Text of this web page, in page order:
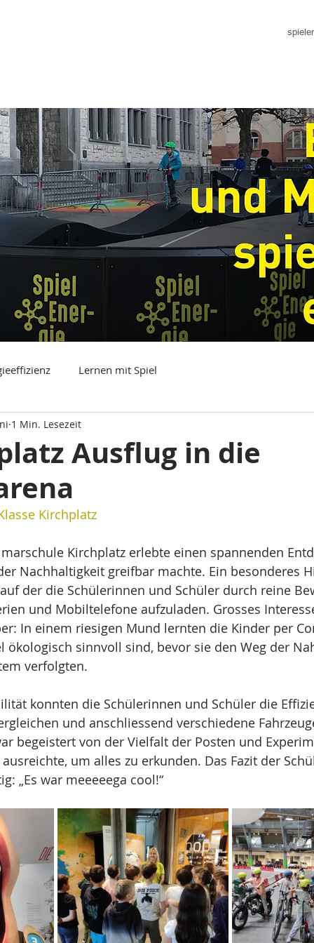
Lernen mit Spiel
Ausflug in die
1 Min. Lesezeit
Kirchplatz
Kirchplatz erlebte einen spannenden
Nachhaltigkeit greifbar machte. Ein besonderes
der die Schülerinnen und Schüler durch reine
und Mobiltelefone aufzuladen. Grosses
In einem riesigen Mund lernten die Kinder per
ökologisch sinnvoll sind, bevor sie den Weg der
verfolgten.
konnten die Schülerinnen und Schüler die
und anschliessend verschiedene
begeistert von der Vielfalt der Posten und
um alles zu erkunden. Das Fazit der
„Es war meeeeega cool!“